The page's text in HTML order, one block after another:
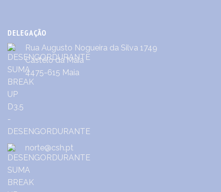
DELEGAÇÃO
Rua Augusto Nogueira da Silva 1749
Castêlo da Maia
4475-615 Maia
norte@csh.pt